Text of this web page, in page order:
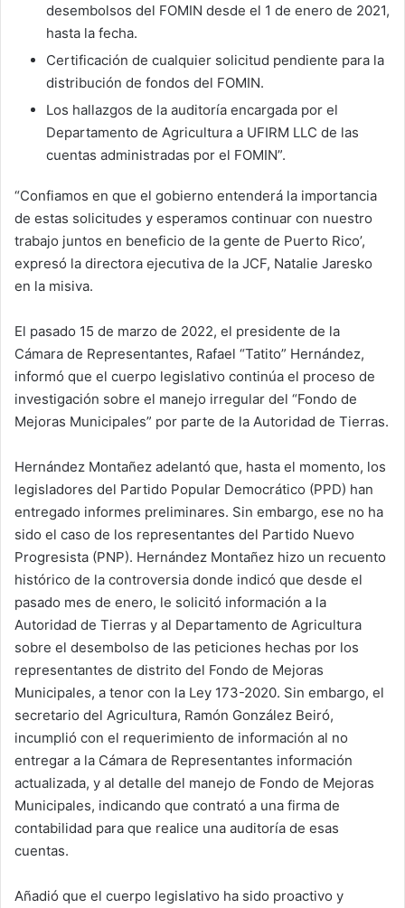
desembolsos del FOMIN desde el 1 de enero de 2021,
hasta la fecha.
Certificación de cualquier solicitud pendiente para la
distribución de fondos del FOMIN.
Los hallazgos de la auditoría encargada por el
Departamento de Agricultura a UFIRM LLC de las
cuentas administradas por el FOMIN”.
“Confiamos en que el gobierno entenderá la importancia
de estas solicitudes y esperamos continuar con nuestro
trabajo juntos en beneficio de la gente de Puerto Rico’,
expresó la directora ejecutiva de la JCF, Natalie Jaresko
en la misiva.
El pasado 15 de marzo de 2022, el presidente de la
Cámara de Representantes, Rafael “Tatito” Hernández,
informó que el cuerpo legislativo continúa el proceso de
investigación sobre el manejo irregular del “Fondo de
Mejoras Municipales” por parte de la Autoridad de Tierras.
Hernández Montañez adelantó que, hasta el momento, los
legisladores del Partido Popular Democrático (PPD) han
entregado informes preliminares. Sin embargo, ese no ha
sido el caso de los representantes del Partido Nuevo
Progresista (PNP). Hernández Montañez hizo un recuento
histórico de la controversia donde indicó que desde el
pasado mes de enero, le solicitó información a la
Autoridad de Tierras y al Departamento de Agricultura
sobre el desembolso de las peticiones hechas por los
representantes de distrito del Fondo de Mejoras
Municipales, a tenor con la Ley 173-2020. Sin embargo, el
secretario del Agricultura, Ramón González Beiró,
incumplió con el requerimiento de información al no
entregar a la Cámara de Representantes información
actualizada, y al detalle del manejo de Fondo de Mejoras
Municipales, indicando que contrató a una firma de
contabilidad para que realice una auditoría de esas
cuentas.
Añadió que el cuerpo legislativo ha sido proactivo y